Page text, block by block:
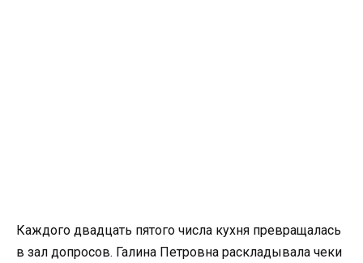
Каждого двадцать пятого числа кухня превращалась
в зал допросов. Галина Петровна раскладывала чеки